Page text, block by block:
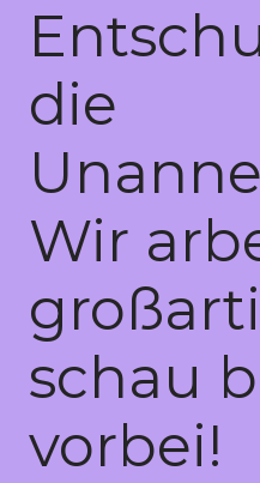
die
Wir
schau
vorbei!